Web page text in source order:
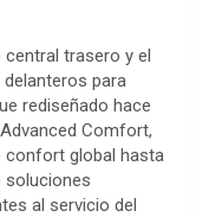
trasero y el
para
rediseñado hace
Comfort,
confort global hasta
soluciones
al servicio del